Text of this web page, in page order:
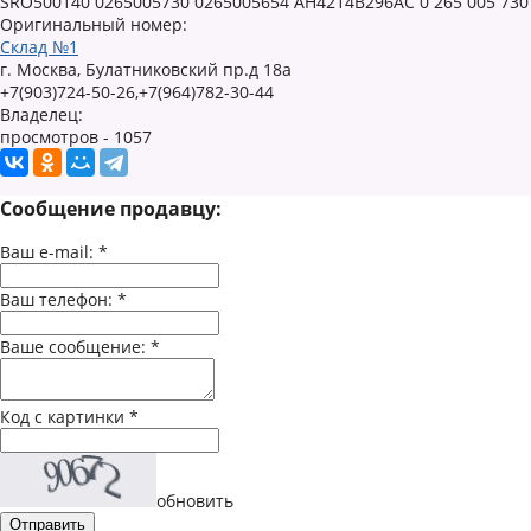
Оригинальный номер:
Склад №1
г. Москва, Булатниковский пр.д 18а
+7(903)724-50-26,+7(964)782-30-44
Владелец:
просмотров - 1057
Сообщение продавцу:
Ваш e-mail: *
Ваш телефон: *
Ваше сообщение: *
Код с картинки *
обновить